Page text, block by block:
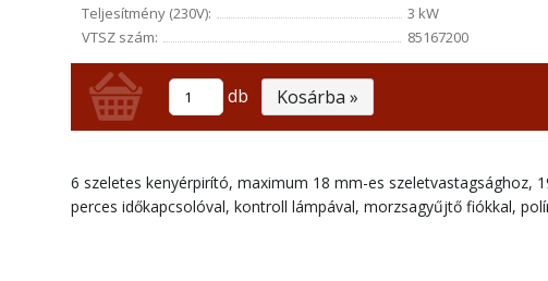
Teljesítmény (230V):
3 kW
VTSZ szám:
85167200
db Kosárba »
6 szeletes kenyérpirító, maximum 18 mm-es szeletvastagsághoz,
perces időkapcsolóval, kontroll lámpával, morzsagyűjtő fiókkal,